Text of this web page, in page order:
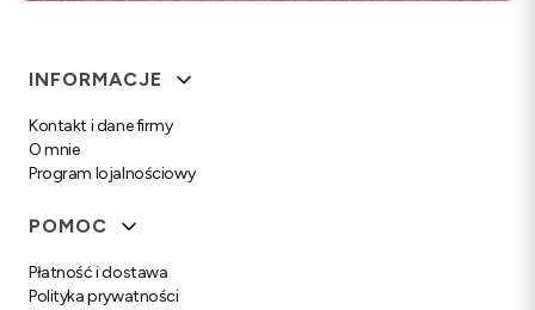
Linki w stopce
INFORMACJE
Kontakt i dane firmy
O mnie
Program lojalnościowy
POMOC
Płatność i dostawa
Polityka prywatności